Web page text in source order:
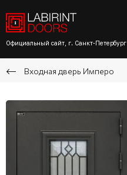
Официальный сайт, г. Санкт-Петербург
Входная дверь Имперо